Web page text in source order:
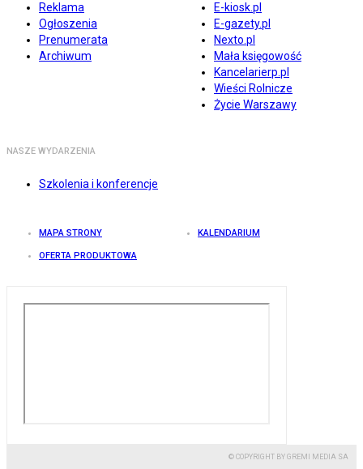
Reklama
Ogłoszenia
Prenumerata
Archiwum
E-kiosk.pl
E-gazety.pl
Nexto.pl
Mała księgowość
Kancelarierp.pl
Wieści Rolnicze
Życie Warszawy
NASZE WYDARZENIA
Szkolenia i konferencje
MAPA STRONY KALENDARIUM
OFERTA PRODUKTOWA
© COPYRIGHT BY GREMI MEDIA SA